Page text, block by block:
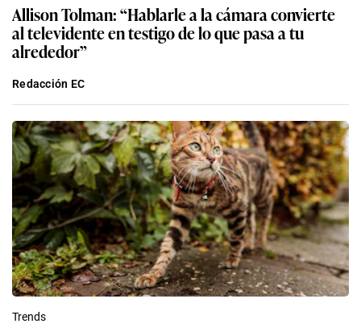
Allison Tolman: “Hablarle a la cámara convierte
al televidente en testigo de lo que pasa a tu
alrededor”
Redacción EC
Trends